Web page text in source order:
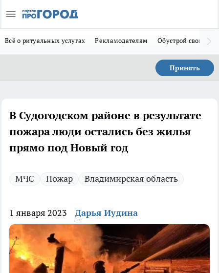
Всё о ритуальных услугах Рекламодателям Обустрой свой дом
Принять
В Судогодском районе в результате
пожара люди остались без жилья
прямо под Новый год
МЧС Пожар Владимирская область
1 января 2023 Дарья Иудина